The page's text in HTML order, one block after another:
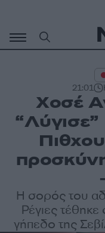
περιεχόμενο
21:01
Χοσέ
Η σορός του
Ρέγιες
γήπεδο της